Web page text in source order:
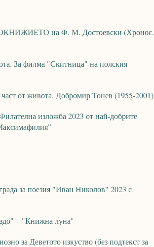
на Ф. М. Достоевски (Хронос.
За филма "Скитница" на полския
от живота. Добромир Тонев (1955-2001)
изложба 2023 от най-добрите
за поезия "Иван Николов" 2023 с
– "Книжна луна"
за Деветото изкуство (без подтекст за